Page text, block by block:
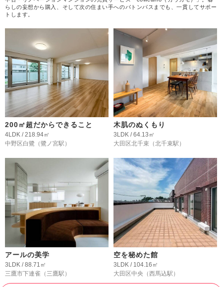
らしの妄想から購入、そして次の住まい手へのバトンパスまでも、一貫してサポー
トします。
200㎡超だからできること
4LDK / 218.94㎡
中野区白鷺 （鷺ノ宮駅）
木肌のぬくもり
3LDK / 64.13㎡
大田区北千束 （北千束駅）
アールの美学
3LDK / 88.71㎡
三鷹市下連雀 （三鷹駅）
空を秘めた館
3LDK / 104.16㎡
大田区中央 （西馬込駅）